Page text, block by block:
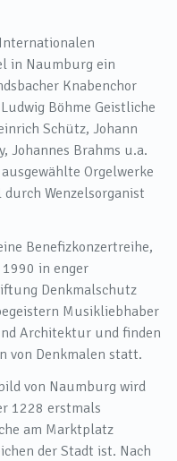
in Naumburg ein
Knabenchor
Böhme Geistliche
Schütz, Johann
Johannes Brahms u.a.
Orgelwerke
Wenzelsorganist
Benefizkonzertreihe,
in enger
Denkmalschutz
Musikliebhaber
Architektur und finden
von Denkmalen statt.
von Naumburg wird
1228 erstmals
am Marktplatz
der Stadt ist. Nach